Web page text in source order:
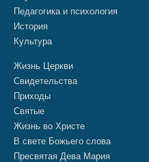
Педагогика и психология
История
Культура
Жизнь Церкви
Свидетельства
Приходы
Святые
Жизнь во Христе
В свете Божьего слова
Пресвятая Дева Мария